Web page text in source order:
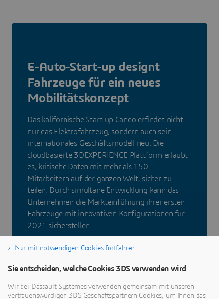
E-Auto-Start-up designt
Fahrzeuge für ein neues
Mobilitätskonzept
Das kalifornische Start-up Canoo erfindet nicht
nur das Elektrofahrzeug, sondern auch sein
internationales Geschäftsmodell neu. Die
cloudbasierte 3DEXPERIENCE Plattform erlaubt
es, kritische Daten mit mehr als 150
Mitarbeitern auf der ganzen Welt, sicher zu
teilen. Durch simultane Entwicklung kann das
Unternehmen die Markteinführung ihrer ersten
Fahrzeuge mit innovativen Konfigurationen für
2021 sicherstellen.
Weiterlesen
Nur mit notwendigen Cookies fortfahren
Sie entscheiden, welche Cookies 3DS verwenden wird
Wir bei Dassault Systèmes verwenden gemeinsam mit unseren
vertrauenswürdigen 3DS Geschäftspartnern Cookies, um Ihnen das